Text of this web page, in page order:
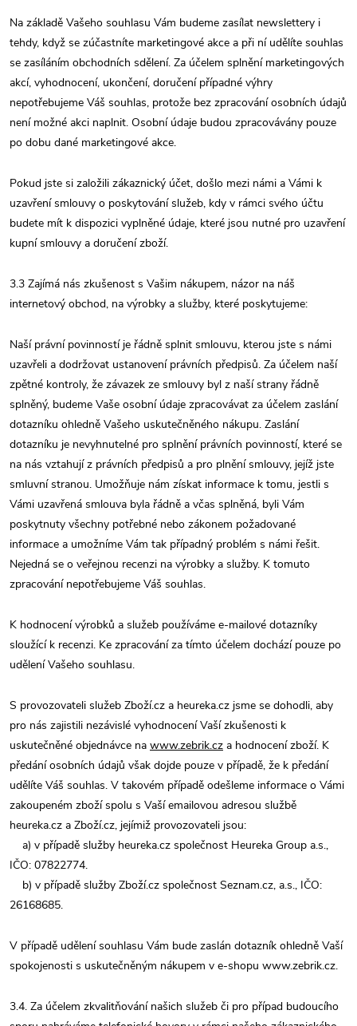
Na základě Vašeho souhlasu Vám budeme zasílat newslettery i
tehdy, když se zúčastníte marketingové akce a při ní udělíte souhlas
se zasíláním obchodních sdělení. Za účelem splnění marketingových
akcí, vyhodnocení, ukončení, doručení případné výhry
nepotřebujeme Váš souhlas, protože bez zpracování osobních údajů
není možné akci naplnit. Osobní údaje budou zpracovávány pouze
po dobu dané marketingové akce.
Pokud jste si založili zákaznický účet, došlo mezi námi a Vámi k
uzavření smlouvy o poskytování služeb, kdy v rámci svého účtu
budete mít k dispozici vyplněné údaje, které jsou nutné pro uzavření
kupní smlouvy a doručení zboží.
3.3 Zajímá nás zkušenost s Vašim nákupem, názor na náš
internetový obchod, na výrobky a služby, které poskytujeme:
Naší právní povinností je řádně splnit smlouvu, kterou jste s námi
uzavřeli a dodržovat ustanovení právních předpisů. Za účelem naší
zpětné kontroly, že závazek ze smlouvy byl z naší strany řádně
splněný, budeme Vaše osobní údaje zpracovávat za účelem zaslání
dotazníku ohledně Vašeho uskutečněného nákupu. Zaslání
dotazníku je nevyhnutelné pro splnění právních povinností, které se
na nás vztahují z právních předpisů a pro plnění smlouvy, jejíž jste
smluvní stranou. Umožňuje nám získat informace k tomu, jestli s
Vámi uzavřená smlouva byla řádně a včas splněná, byli Vám
poskytnuty všechny potřebné nebo zákonem požadované
informace a umožníme Vám tak případný problém s námi řešit.
Nejedná se o veřejnou recenzi na výrobky a služby. K tomuto
zpracování nepotřebujeme Váš souhlas.
K hodnocení výrobků a služeb používáme e-mailové dotazníky
sloužící k recenzi. Ke zpracování za tímto účelem dochází pouze po
udělení Vašeho souhlasu.
S provozovateli služeb Zboží.cz a heureka.cz jsme se dohodli, aby
pro nás zajistili nezávislé vyhodnocení Vaší zkušenosti k
uskutečněné objednávce na www.zebrik.cz a hodnocení zboží. K
předání osobních údajů však dojde pouze v případě, že k předání
udělíte Váš souhlas. V takovém případě odešleme informace o Vámi
zakoupeném zboží spolu s Vaší emailovou adresou službě
heureka.cz a Zboží.cz, jejímiž provozovateli jsou:
a) v případě služby heureka.cz společnost Heureka Group a.s.,
IČO: 07822774.
b) v případě služby Zboží.cz společnost Seznam.cz, a.s., IČO:
26168685.
V případě udělení souhlasu Vám bude zaslán dotazník ohledně Vaší
spokojenosti s uskutečněným nákupem v e-shopu www.zebrik.cz.
3.4. Za účelem zkvalitňování našich služeb či pro případ budoucího